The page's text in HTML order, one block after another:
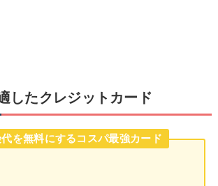
したクレジットカード
を無料にするコスパ最強カード